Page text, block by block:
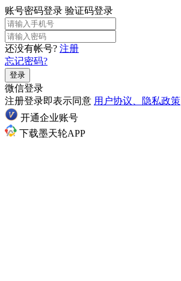
账号密码登录 验证码登录
还没有帐号? 注册
忘记密码?
登录
微信登录
注册登录即表示同意 用户协议、隐私政策
开通企业账号
下载墨天轮APP